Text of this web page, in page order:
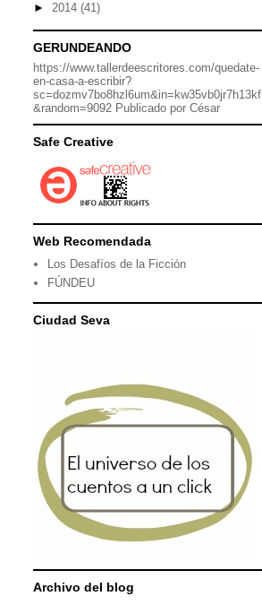
► 2014 (41)
GERUNDEANDO
https://www.tallerdeescritores.com/quedate-
en-casa-a-escribir?
sc=dozmv7bo8hzl6um&in=kw35vb0jr7h13kf
&random=9092 Publicado por César
Safe Creative
Web Recomendada
Los Desafíos de la Ficción
FÚNDEU
Ciudad Seva
Archivo del blog